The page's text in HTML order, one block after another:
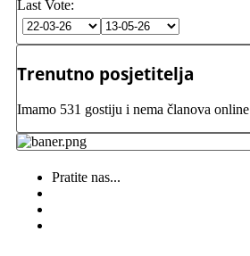
Last Vote:
Trenutno posjetitelja
Imamo 531 gostiju i nema članova online
Pratite nas...